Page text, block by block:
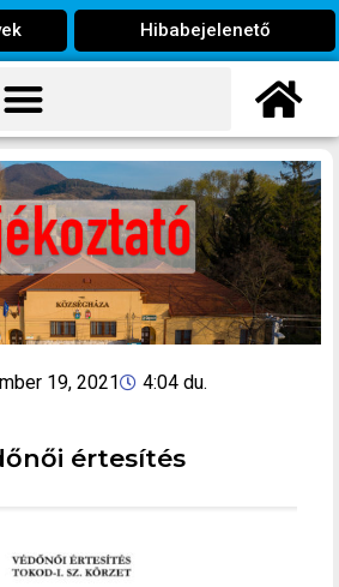
Hibabejelenető
19, 2021 4:04 du.
értesítés